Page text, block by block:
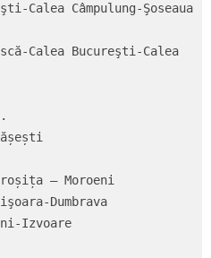
Calea Câmpulung-Şoseaua
Calea Bucureşti-Calea
– Moroeni
Dumbrava
Izvoare